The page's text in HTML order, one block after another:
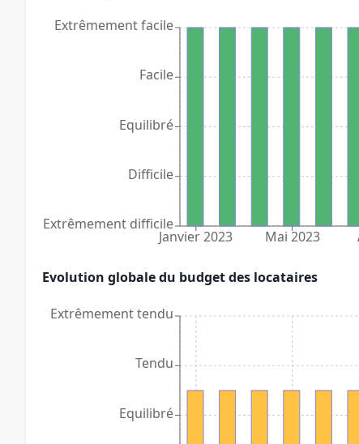
Janvier 2023 Mai 2023
Extrêmement difficile
Difficile
Equilibré
Facile
Extrêmement facile
Evolution globale du budget des locataires
Equilibré
Tendu
Extrêmement tendu